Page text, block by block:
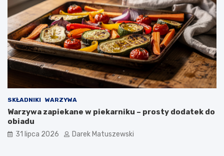
SKŁADNIKI WARZYWA
Warzywa zapiekane w piekarniku – prosty dodatek do
obiadu
31 lipca 2026 Darek Matuszewski